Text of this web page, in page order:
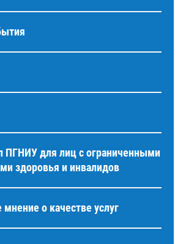
ПГНИУ для лиц с ограниченными
здоровья и инвалидов
мнение о качестве услуг